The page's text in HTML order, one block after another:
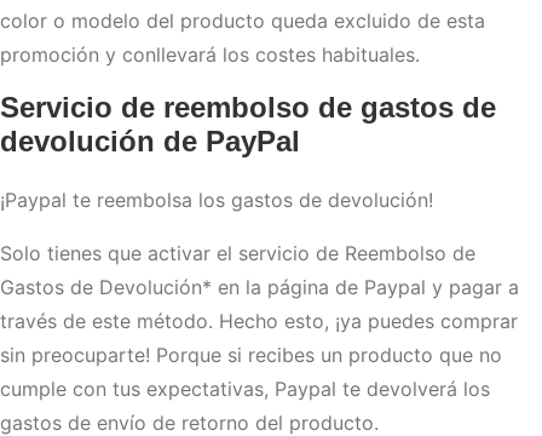
color o modelo del producto queda excluido de esta
promoción y conllevará los costes habituales.
Servicio de reembolso de gastos de
devolución de PayPal
¡Paypal te reembolsa los gastos de devolución!
Solo tienes que activar el servicio de Reembolso de
Gastos de Devolución* en la página de Paypal y pagar a
través de este método. Hecho esto, ¡ya puedes comprar
sin preocuparte! Porque si recibes un producto que no
cumple con tus expectativas, Paypal te devolverá los
gastos de envío de retorno del producto.